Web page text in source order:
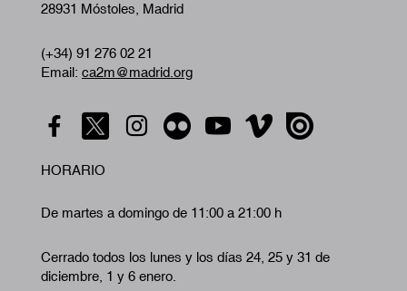
28931 Móstoles, Madrid
(+34) 91 276 02 21
Email: ca2m@madrid.org
HORARIO
De martes a domingo de 11:00 a 21:00 h
Cerrado todos los lunes y los días 24, 25 y 31 de
diciembre, 1 y 6 enero.